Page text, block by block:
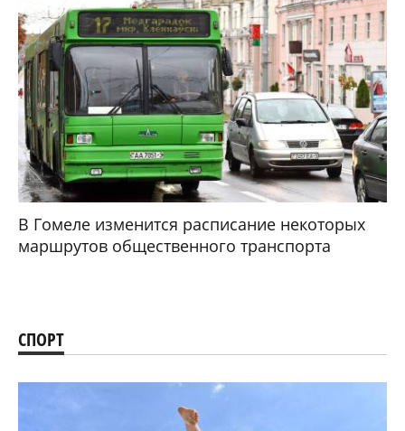
В Гомеле изменится расписание некоторых
маршрутов общественного транспорта
СПОРТ